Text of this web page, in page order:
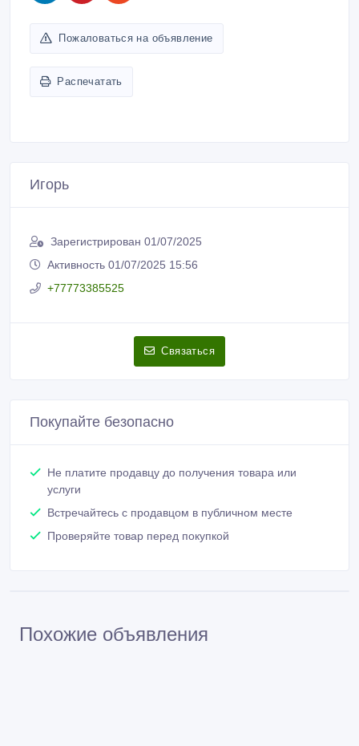
Пожаловаться на объявление
Распечатать
Игорь
Зарегистрирован 01/07/2025
Активность 01/07/2025 15:56
+77773385525
Связаться
Покупайте безопасно
Не платите продавцу до получения товара или
услуги
Встречайтесь с продавцом в публичном месте
Проверяйте товар перед покупкой
Похожие объявления